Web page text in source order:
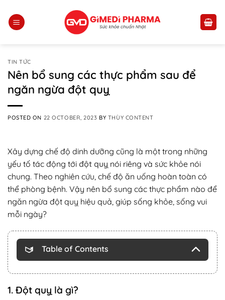
content
TIN TỨC
Nên bổ sung các thực phẩm sau để
ngăn ngừa đột quỵ
POSTED ON 22 OCTOBER, 2023 BY THÙY CONTENT
Xây dựng chế độ dinh dưỡng cũng là một trong những
yếu tố tác động tới đột quỵ nói riêng và sức khỏe nói
chung. Theo nghiên cứu, chế độ ăn uống hoàn toàn có
thể phòng bệnh. Vậy nên bổ sung các thực phẩm nào để
ngăn ngừa đột quỵ hiệu quả, giúp sống khỏe, sống vui
mỗi ngày?
Table of Contents
1. Đột quỵ là gì?